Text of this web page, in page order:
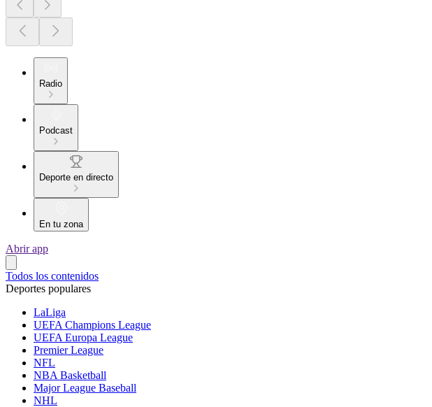
Radio
Podcast
Deporte en directo
En tu zona
Abrir app
Todos los contenidos
Deportes populares
LaLiga
UEFA Champions League
UEFA Europa League
Premier League
NFL
NBA Basketball
Major League Baseball
NHL